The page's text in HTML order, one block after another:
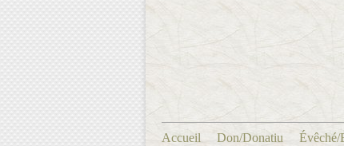
Accueil Don/Donatiu Évêché/